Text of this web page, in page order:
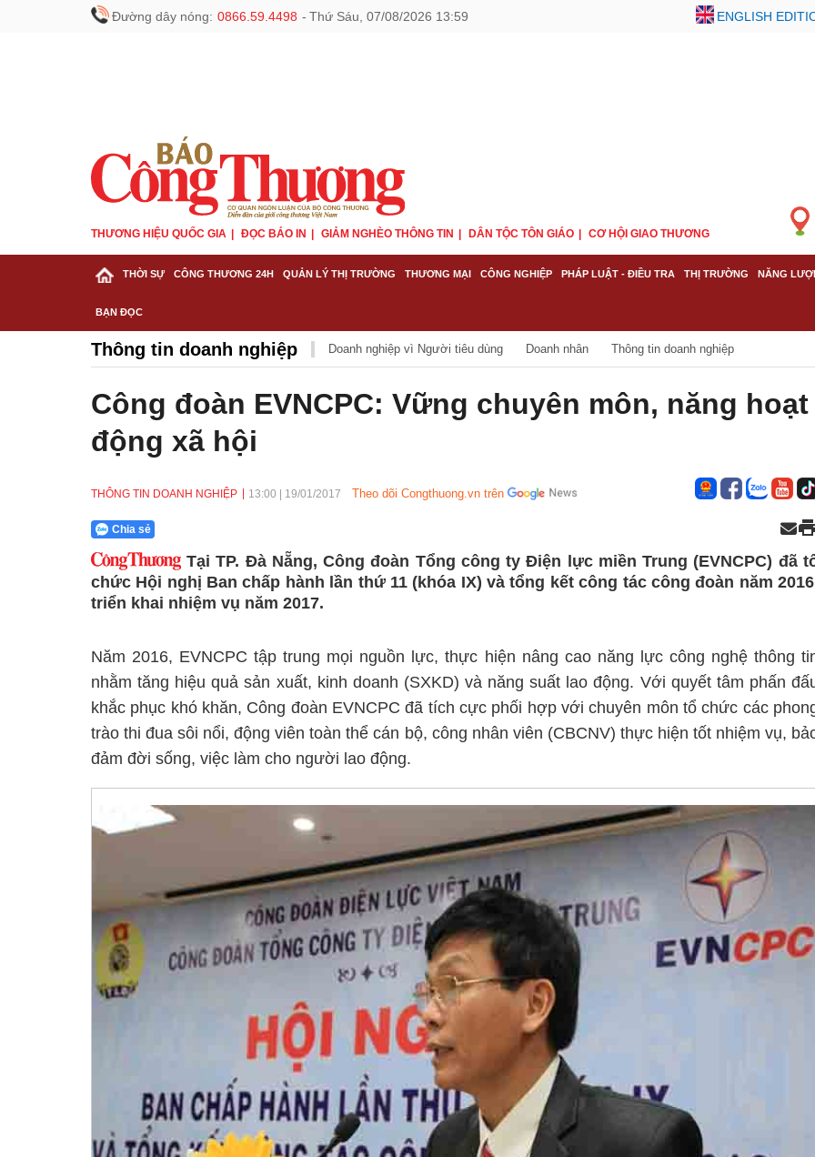
Đường dây nóng: 0866.59.4498 - Thứ Sáu, 07/08/2026 13:59 ENGLISH
THƯƠNG HIỆU QUỐC GIA ĐỌC BÁO IN GIẢM NGHÈO THÔNG TIN DÂN TỘC TÔN GIÁO CƠ HỘI GIAO THƯƠNG
THỜI SỰ CÔNG THƯƠNG 24H QUẢN LÝ THỊ TRƯỜNG THƯƠNG MẠI CÔNG NGHIỆP PHÁP LUẬT - ĐIỀU TRA THỊ TRƯỜNG NĂNG
BẠN ĐỌC
Thông tin doanh nghiệp Doanh nghiệp vì Người tiêu dùng Doanh nhân Thông tin doanh nghiệp
Công đoàn EVNCPC: Vững chuyên môn, năng hoạt
động xã hội
THÔNG TIN DOANH NGHIỆP 13:00 19/01/2017 Theo dõi Congthuong.vn trên
Chia sẻ
Tại TP. Đà Nẵng, Công đoàn Tổng công ty Điện lực miền Trung (EVNCPC) đã
chức Hội nghị Ban chấp hành lần thứ 11 (khóa IX) và tổng kết công tác công đoàn năm
triển khai nhiệm vụ năm 2017.
Năm 2016, EVNCPC tập trung mọi nguồn lực, thực hiện nâng cao năng lực công nghệ thông
nhằm tăng hiệu quả sản xuất, kinh doanh (SXKD) và năng suất lao động. Với quyết tâm phấn
khắc phục khó khăn, Công đoàn EVNCPC đã tích cực phối hợp với chuyên môn tổ chức các
trào thi đua sôi nổi, động viên toàn thể cán bộ, công nhân viên (CBCNV) thực hiện tốt nhiệm vụ,
đảm đời sống, việc làm cho người lao động.